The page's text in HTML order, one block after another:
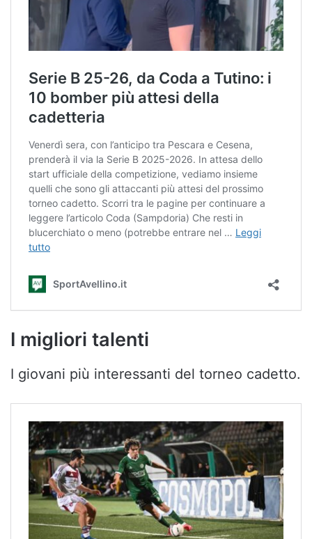
I migliori talenti
I giovani più interessanti del torneo cadetto.